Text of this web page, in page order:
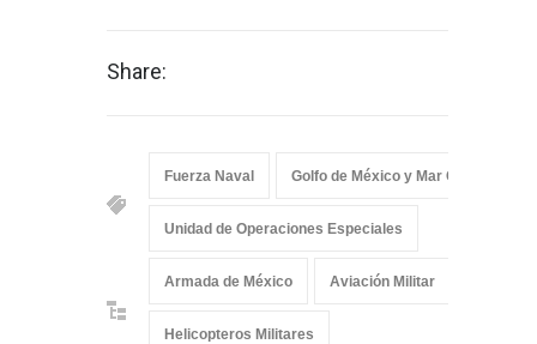
Share:
Fuerza Naval Golfo de México y Mar Caribe
Unidad de Operaciones Especiales
Armada de México Aviación Militar
Helicopteros Militares